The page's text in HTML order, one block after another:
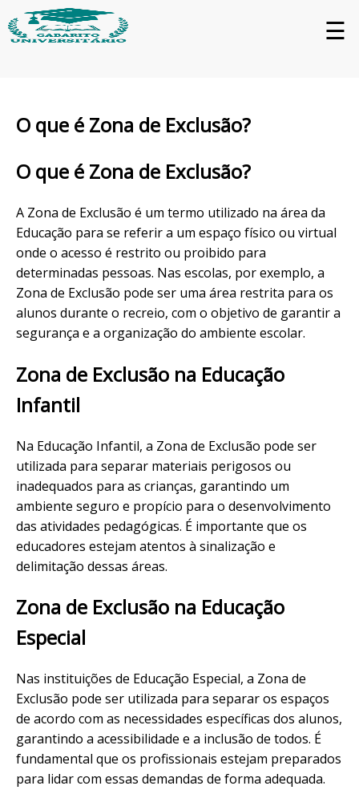
☰
O que é Zona de Exclusão?
O que é Zona de Exclusão?
A Zona de Exclusão é um termo utilizado na área da
Educação para se referir a um espaço físico ou virtual
onde o acesso é restrito ou proibido para
determinadas pessoas. Nas escolas, por exemplo, a
Zona de Exclusão pode ser uma área restrita para os
alunos durante o recreio, com o objetivo de garantir a
segurança e a organização do ambiente escolar.
Zona de Exclusão na Educação
Infantil
Na Educação Infantil, a Zona de Exclusão pode ser
utilizada para separar materiais perigosos ou
inadequados para as crianças, garantindo um
ambiente seguro e propício para o desenvolvimento
das atividades pedagógicas. É importante que os
educadores estejam atentos à sinalização e
delimitação dessas áreas.
Zona de Exclusão na Educação
Especial
Nas instituições de Educação Especial, a Zona de
Exclusão pode ser utilizada para separar os espaços
de acordo com as necessidades específicas dos alunos,
garantindo a acessibilidade e a inclusão de todos. É
fundamental que os profissionais estejam preparados
para lidar com essas demandas de forma adequada.